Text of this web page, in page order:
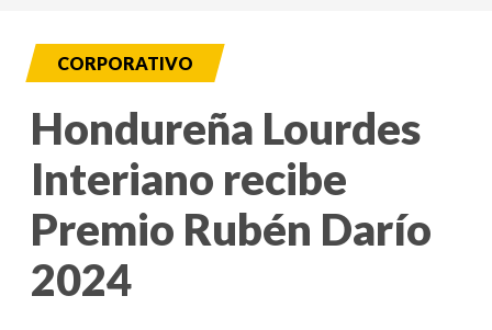
CORPORATIVO
Hondureña Lourdes
Interiano recibe
Premio Rubén Darío
2024